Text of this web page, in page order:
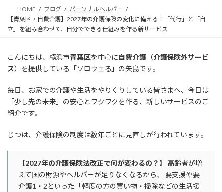
HOME ブログ
パーソナルヘルパー
【青葉区・自費介護】2027年の介護保険の変化に備える！「代行」と「自
立」を組み合わせて、自分でできる仕組みを作る新サービス
こんにちは、横浜市青葉区を中心に自費介護 （介護保険外サービ
ス）を提供している「ソロウェる」の矢島です。
毎日、お家での介護や生活をやりくりしている皆さまへ、今日は
「少し先の未来」の安心とワクワクを作る、新しいサービスのご
紹介です。
じつは、介護保険の制度は数年ごとに見直しが行われています。
【2027年の介護保険法改正で何が変わるの？】
高齢者が増
えて国の財源やヘルパーが足りなくなるから、 要支援や要
介護1・2といった「軽度の方の買い物・掃除などの生活援